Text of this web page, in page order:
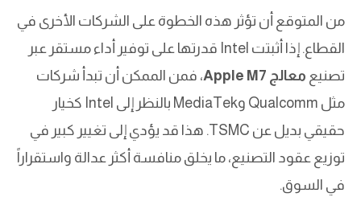
من المتوقع أن تؤثر هذه الخطوة على الشركات الأخرى في
القطاع. إذا أثبتت Intel قدرتها على توفير أداء مستقر عبر
تصنيع معالج Apple M7
، فمن الممكن أن تبدأ شركات
مثل Qualcomm وMediaTek بالنظر إلى Intel كخيار
حقيقي بديل عن TSMC. هذا قد يؤدي إلى تغيير كبير في
توزيع عقود التصنيع، ما يخلق منافسة أكثر عدالة واستقراراً
في السوق.